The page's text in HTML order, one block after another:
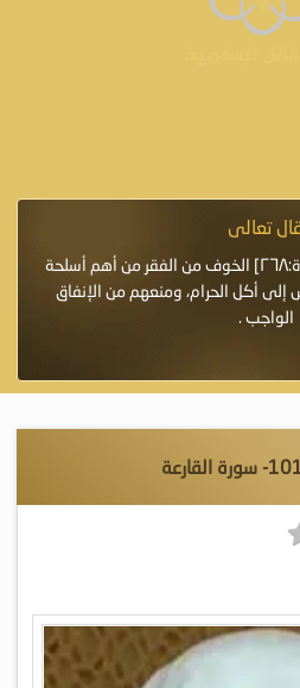
تعالى
﴿الشيطان يعِدُكم الفقر﴾[البقرة:٢٦٨] الخوف من الفقر من أهم أسلحة
إلى أكل الحرام، ومنعهم من الإنفاق
الواجب .